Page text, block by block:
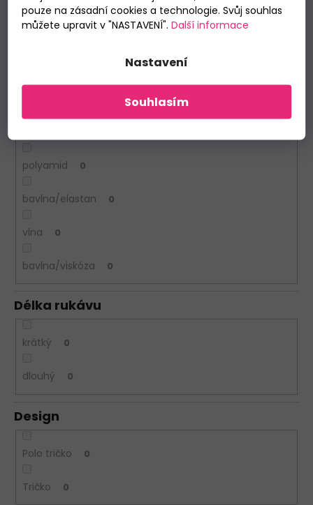
pouze na zásadní cookies a technologie. Svůj souhlas
můžete upravit v "NASTAVENÍ". Další informace
Nastavení
Souhlasím
Whistler 0
polyamid 0
bavlna/elastan 0
vlna 0
bavlna/viskóza 0
Délka rukávu
krátký 0
dlouhý 0
Design
Polo tričko 0
Tričko 0